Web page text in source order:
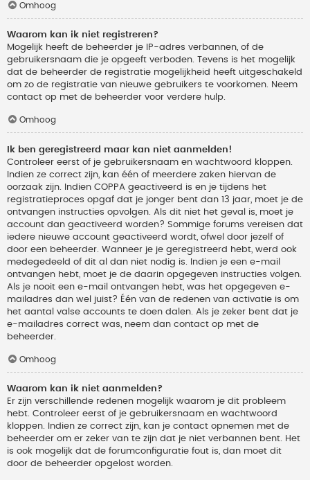
Omhoog
Waarom kan ik niet registreren?
Mogelijk heeft de beheerder je IP-adres verbannen, of de
gebruikersnaam die je opgeeft verboden. Tevens is het mogelijk
dat de beheerder de registratie mogelijkheid heeft uitgeschakeld
om zo de registratie van nieuwe gebruikers te voorkomen. Neem
contact op met de beheerder voor verdere hulp.
Omhoog
Ik ben geregistreerd maar kan niet aanmelden!
Controleer eerst of je gebruikersnaam en wachtwoord kloppen.
Indien ze correct zijn, kan één of meerdere zaken hiervan de
oorzaak zijn. Indien COPPA geactiveerd is en je tijdens het
registratieproces opgaf dat je jonger bent dan 13 jaar, moet je de
ontvangen instructies opvolgen. Als dit niet het geval is, moet je
account dan geactiveerd worden? Sommige forums vereisen dat
iedere nieuwe account geactiveerd wordt, ofwel door jezelf of
door een beheerder. Wanneer je je geregistreerd hebt, werd ook
medegedeeld of dit al dan niet nodig is. Indien je een e-mail
ontvangen hebt, moet je de daarin opgegeven instructies volgen.
Als je nooit een e-mail ontvangen hebt, was het opgegeven e-
mailadres dan wel juist? Één van de redenen van activatie is om
het aantal valse accounts te doen dalen. Als je zeker bent dat je
e-mailadres correct was, neem dan contact op met de
beheerder.
Omhoog
Waarom kan ik niet aanmelden?
Er zijn verschillende redenen mogelijk waarom je dit probleem
hebt. Controleer eerst of je gebruikersnaam en wachtwoord
kloppen. Indien ze correct zijn, kan je contact opnemen met de
beheerder om er zeker van te zijn dat je niet verbannen bent. Het
is ook mogelijk dat de forumconfiguratie fout is, dan moet dit
door de beheerder opgelost worden.